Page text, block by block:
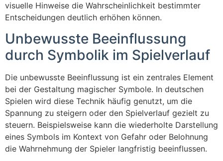
visuelle Hinweise die Wahrscheinlichkeit bestimmter
Entscheidungen deutlich erhöhen können.
Unbewusste Beeinflussung
durch Symbolik im Spielverlauf
Die unbewusste Beeinflussung ist ein zentrales Element
bei der Gestaltung magischer Symbole. In deutschen
Spielen wird diese Technik häufig genutzt, um die
Spannung zu steigern oder den Spielverlauf gezielt zu
steuern. Beispielsweise kann die wiederholte Darstellung
eines Symbols im Kontext von Gefahr oder Belohnung
die Wahrnehmung der Spieler langfristig beeinflussen.